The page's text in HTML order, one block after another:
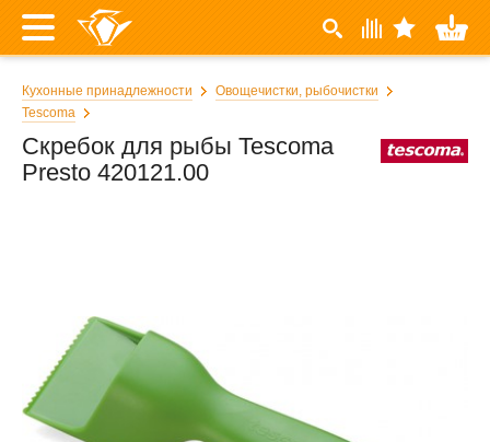
Кухонные принадлежности
Овощечистки, рыбочистки
Tescoma
Скребок для рыбы Tescoma
Presto 420121.00